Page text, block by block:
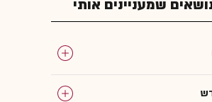
שמעניינים אותי